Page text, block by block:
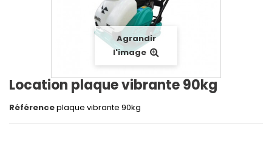
Agrandir
l'image
Location plaque vibrante 90kg
Référenceplaque vibrante 90kg